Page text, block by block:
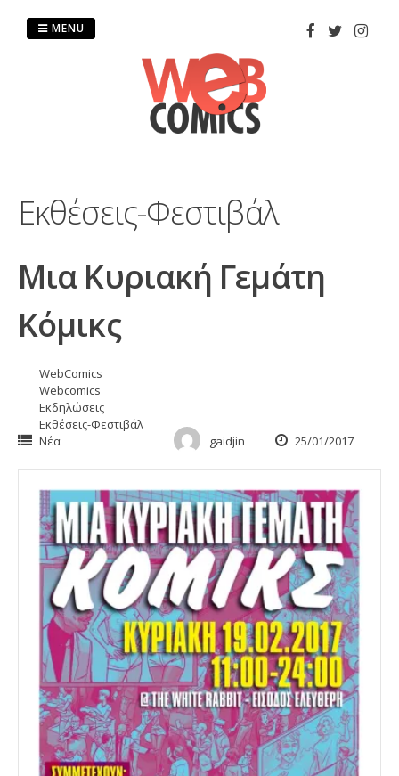
MENU
Εκθέσεις-Φεστιβάλ
Μια Κυριακή Γεμάτη
Κόμικς
WebComics
Webcomics
Εκδηλώσεις
Εκθέσεις-Φεστιβάλ
Νέα
gaidjin 25/01/2017